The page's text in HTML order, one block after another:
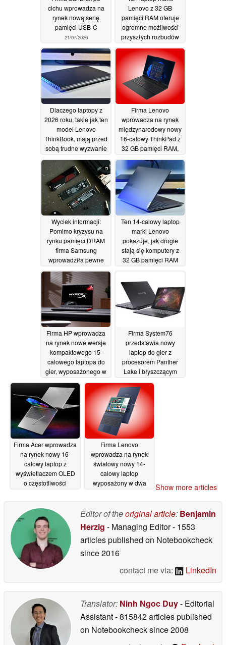
cichu wprowadza na
rynek nową serię
pamięci USB-C
21/07/2026
Lenovo z 32 GB
pamięci RAM oferuje
ogromne możliwości
przyszłych rozbudów
10/07/2026
Dlaczego laptopy z
2026 roku, takie jak ten
model Lenovo
ThinkBook, mają przed
sobą trudne wyzwanie
08/07/2026
Firma Lenovo
wprowadza na rynek
międzynarodowy nowy
16-calowy ThinkPad z
32 GB pamięci RAM,
częstotliwości
odświeżania 120 Hz
oraz procesorami AMD
07/07/2026
Wyciek informacji:
Pomimo kryzysu na
rynku pamięci DRAM
firma Samsung
wprowadziła pewne
SSD 990, aby obniżyć
cenę 06/07/2026
Ten 14-calowy laptop
marki Lenovo
pokazuje, jak drogie
stają się komputery z
32 GB pamięci RAM
Firma HP wprowadza
na rynek nowe wersje
kompaktowego 15-
calowego laptopa do
gier, wyposażonego w
Ultra 9 290HX Plus
oraz wyświetlacz z
technologią VRR o
częstotliwości
odświeżania 180 Hz
06/07/2026
Firma System76
przedstawia nowy
laptop do gier z
procesorem Panther
Lake i błyszczącym
06/07/2026
Firma Acer wprowadza
na rynek nowy 16-
calowy laptop z
wyświetlaczem OLED
o częstotliwości
procesorem Core Ultra
X9 388H06/07/2026
Firma Lenovo
wprowadza na rynek
światowy nowy 14-
calowy laptop
wyposażony w dwa
Show more articles
Editor of theoriginal article: Benjamin
Herzig - Managing Editor- 1553
articles published on Notebookcheck
since 2016
contact me via:
LinkedIn
Translator: Ninh Ngoc Duy- Editorial
Assistant- 815842 articles published
on Notebookchecksince 2008